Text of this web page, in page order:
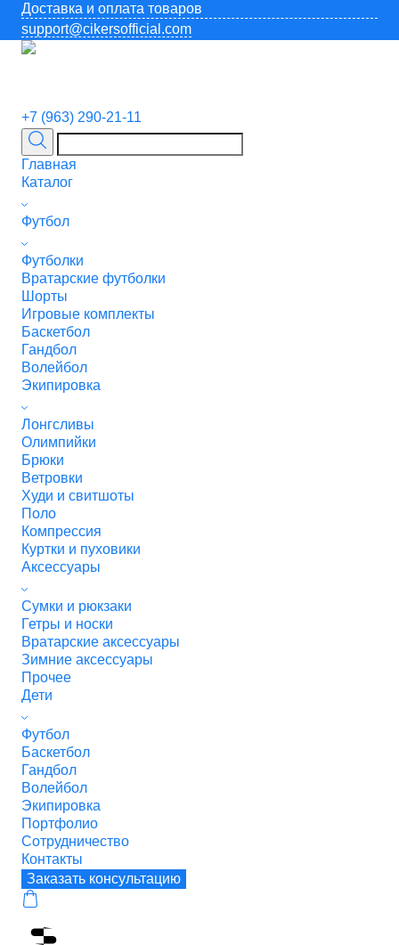
Доставка и оплата товаров
support@cikersofficial.com
+7 (963) 290-21-11
Главная
Каталог
Футбол
Футболки
Вратарские футболки
Шорты
Игровые комплекты
Баскетбол
Гандбол
Волейбол
Экипировка
Лонгсливы
Олимпийки
Брюки
Ветровки
Худи и свитшоты
Поло
Компрессия
Куртки и пуховики
Аксессуары
Сумки и рюкзаки
Гетры и носки
Вратарские аксессуары
Зимние аксессуары
Прочее
Дети
Футбол
Баскетбол
Гандбол
Волейбол
Экипировка
Портфолио
Сотрудничество
Контакты
Заказать консультацию